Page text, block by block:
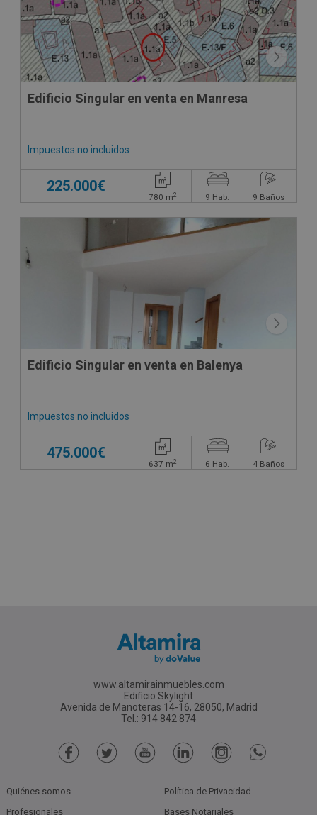
Edificio Singular en venta en Manresa
Impuestos no incluidos
225.000€
780 m2 9 Hab. 9 Baños
CONDICIONES ESPECIALES
Edificio Singular en venta en Balenya
Impuestos no incluidos
475.000€
637 m2 6 Hab. 4 Baños
www.altamirainmuebles.com
Edificio Skylight
Avenida de Manoteras 14-16, 28050, Madrid
Tel.: 914 842 874
Quiénes somos
Profesionales
Política de Privacidad
Bases Notariales